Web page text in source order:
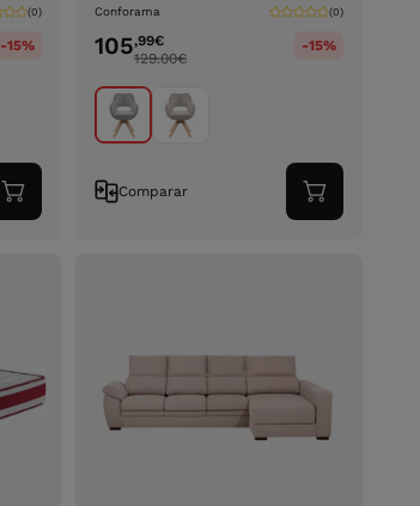
(0)
-15%
Adicionar
ao
Conforama (0)
105,99€
129.00€
-15%
Comparar
Adicionar
ao